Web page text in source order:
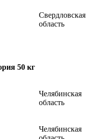
Свердловская
область
50 кг
Челябинская
область
Челябинская